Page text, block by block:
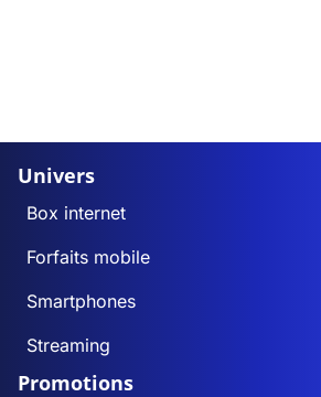
Univers
Box internet
Forfaits mobile
Smartphones
Streaming
Promotions